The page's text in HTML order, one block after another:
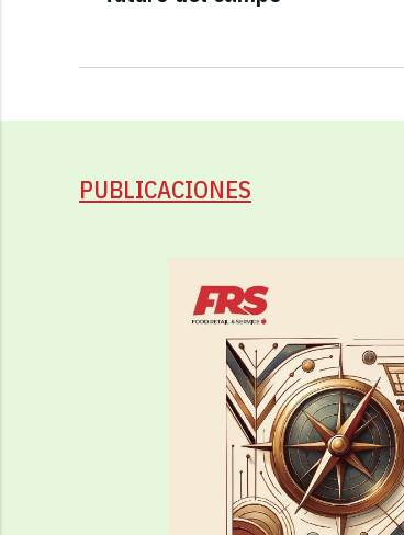
PUBLICACIONES